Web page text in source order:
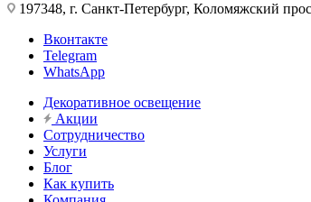
197348, г. Санкт-Петербург, Коломяжский
Вконтакте
Telegram
WhatsApp
Декоративное освещение
Акции
Сотрудничество
Услуги
Блог
Как купить